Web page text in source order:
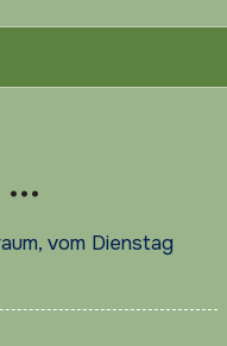
…
vom Dienstag